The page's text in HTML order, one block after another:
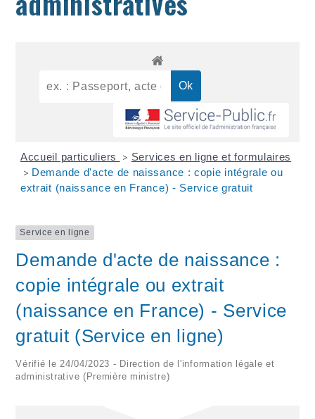
Accueil particuliers > Services en ligne et formulaires
> Demande d'acte de naissance : copie intégrale ou
extrait (naissance en France) - Service gratuit
Service en ligne
Demande d'acte de naissance :
copie intégrale ou extrait
(naissance en France) - Service
gratuit (Service en ligne)
Vérifié le 24/04/2023 - Direction de l'information légale et
administrative (Première ministre)